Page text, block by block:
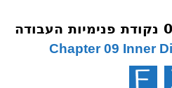
Chapter 09 Inner